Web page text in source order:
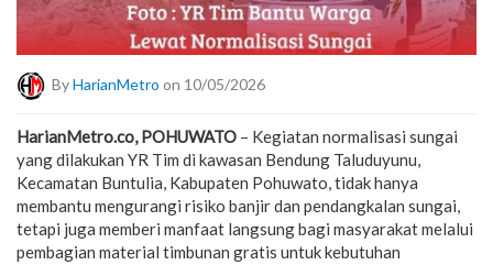
ByHarianMetro on 10/05/2026
HarianMetro.co, POHUWATO – Kegiatan normalisasi sungai
yang dilakukan YR Tim di kawasan Bendung Taluduyunu,
Kecamatan Buntulia, Kabupaten Pohuwato, tidak hanya
membantu mengurangi risiko banjir dan pendangkalan sungai,
tetapi juga memberi manfaat langsung bagi masyarakat melalui
pembagian material timbunan gratis untuk kebutuhan